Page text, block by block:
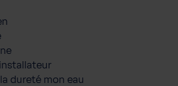
dureté mon eau